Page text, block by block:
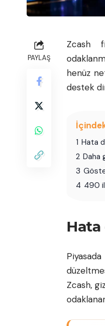
PAYLAŞ
Zcash
henüz
destek
1 Hata
2 Daha
3
4 490
Zcash,